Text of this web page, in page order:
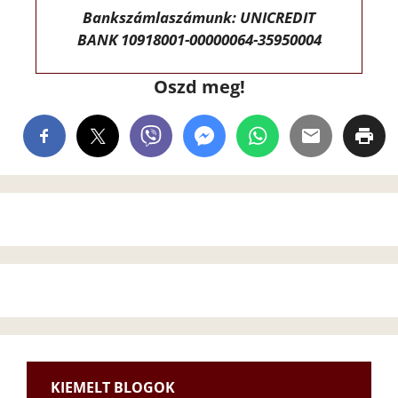
Bankszámlaszámunk: UNICREDIT
BANK 10918001-00000064-35950004
Oszd meg!
KIEMELT BLOGOK